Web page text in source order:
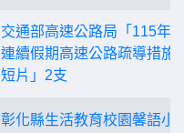
交通部高速公路局「115年
連續假期高速公路疏導措施
短片」2支
彰化縣生活教育校園馨語小